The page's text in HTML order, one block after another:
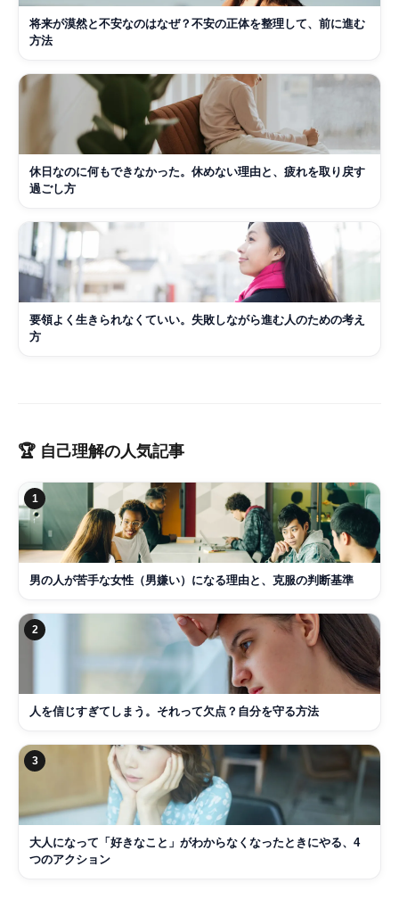
将来が漠然と不安なのはなぜ？不安の正体を整理して、前に進む
方法
休日なのに何もできなかった。休めない理由と、疲れを取り戻す
過ごし方
要領よく生きられなくていい。失敗しながら進む人のための考え
方
🏆 自己理解の人気記事
1
男の人が苦手な女性（男嫌い）になる理由と、克服の判断基準
2
人を信じすぎてしまう。それって欠点？自分を守る方法
3
大人になって「好きなこと」がわからなくなったときにやる、4
つのアクション